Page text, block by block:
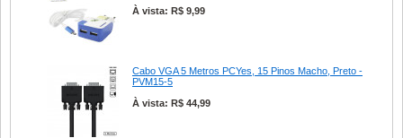
À vista: R$ 9,99
Cabo VGA 5 Metros PCYes, 15 Pinos Macho, Preto -
PVM15-5
À vista: R$ 44,99